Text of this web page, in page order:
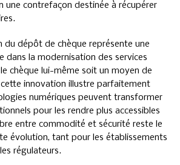
une contrefaçon destinée à récupérer
du dépôt de chèque représente une
dans la modernisation des services
chèque lui-même soit un moyen de
innovation illustre parfaitement
numériques peuvent transformer
pour les rendre plus accessibles
entre commodité et sécurité reste le
évolution, tant pour les établissements
régulateurs.